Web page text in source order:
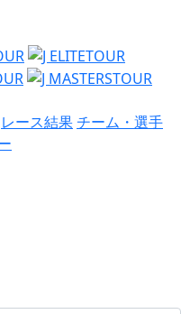
レース結果チーム・選手